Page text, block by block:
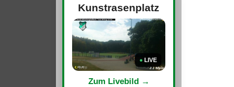
Kunstrasenplatz
● LIVE
Zum Livebild →